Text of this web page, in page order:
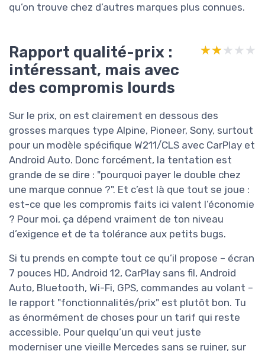
qu’on trouve chez d’autres marques plus connues.
Rapport qualité-prix :
intéressant, mais avec
des compromis lourds
★★★★★
★★★★★
Sur le prix, on est clairement en dessous des
grosses marques type Alpine, Pioneer, Sony, surtout
pour un modèle spécifique W211/CLS avec CarPlay et
Android Auto. Donc forcément, la tentation est
grande de se dire : "pourquoi payer le double chez
une marque connue ?". Et c’est là que tout se joue :
est-ce que les compromis faits ici valent l’économie
? Pour moi, ça dépend vraiment de ton niveau
d’exigence et de ta tolérance aux petits bugs.
Si tu prends en compte tout ce qu’il propose – écran
7 pouces HD, Android 12, CarPlay sans fil, Android
Auto, Bluetooth, Wi-Fi, GPS, commandes au volant –
le rapport "fonctionnalités/prix" est plutôt bon. Tu
as énormément de choses pour un tarif qui reste
accessible. Pour quelqu’un qui veut juste
moderniser une vieille Mercedes sans se ruiner, sur